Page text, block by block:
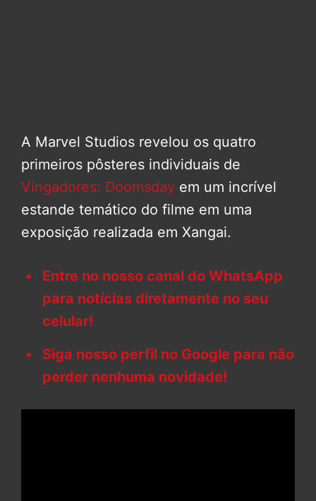
A Marvel Studios revelou os quatro
primeiros pôsteres individuais de
Vingadores: Doomsday em um incrível
estande temático do filme em uma
exposição realizada em Xangai.
Entre no nosso canal do WhatsApp
para notícias diretamente no seu
celular!
Siga nosso perfil no Google para não
perder nenhuma novidade!